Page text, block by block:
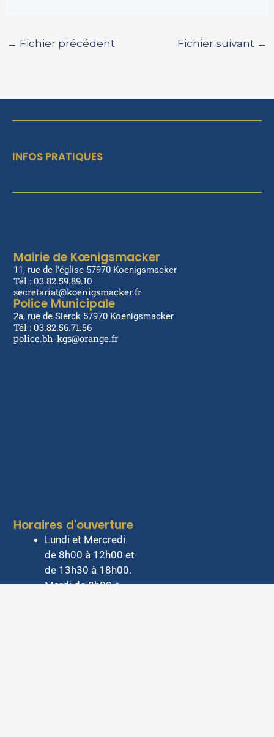
← Fichier précédent Fichier suivant →
INFOS PRATIQUES
Mairie de Kœnigsmacker
11, rue de l'église 57970 Koenigsmacker
Tél : 03.82.59.89.10
secretariat@koenigsmacker.fr
Police Municipale
2a, rue de Sierck 57970 Koenigsmacker
Tél : 03.82.56.71.56
police.bh-kgs@orange.fr
Horaires d'ouverture
Lundi et Mercredi
de 8h00 à 12h00 et
de 13h30 à 18h00.
Mardi de 8h00 à